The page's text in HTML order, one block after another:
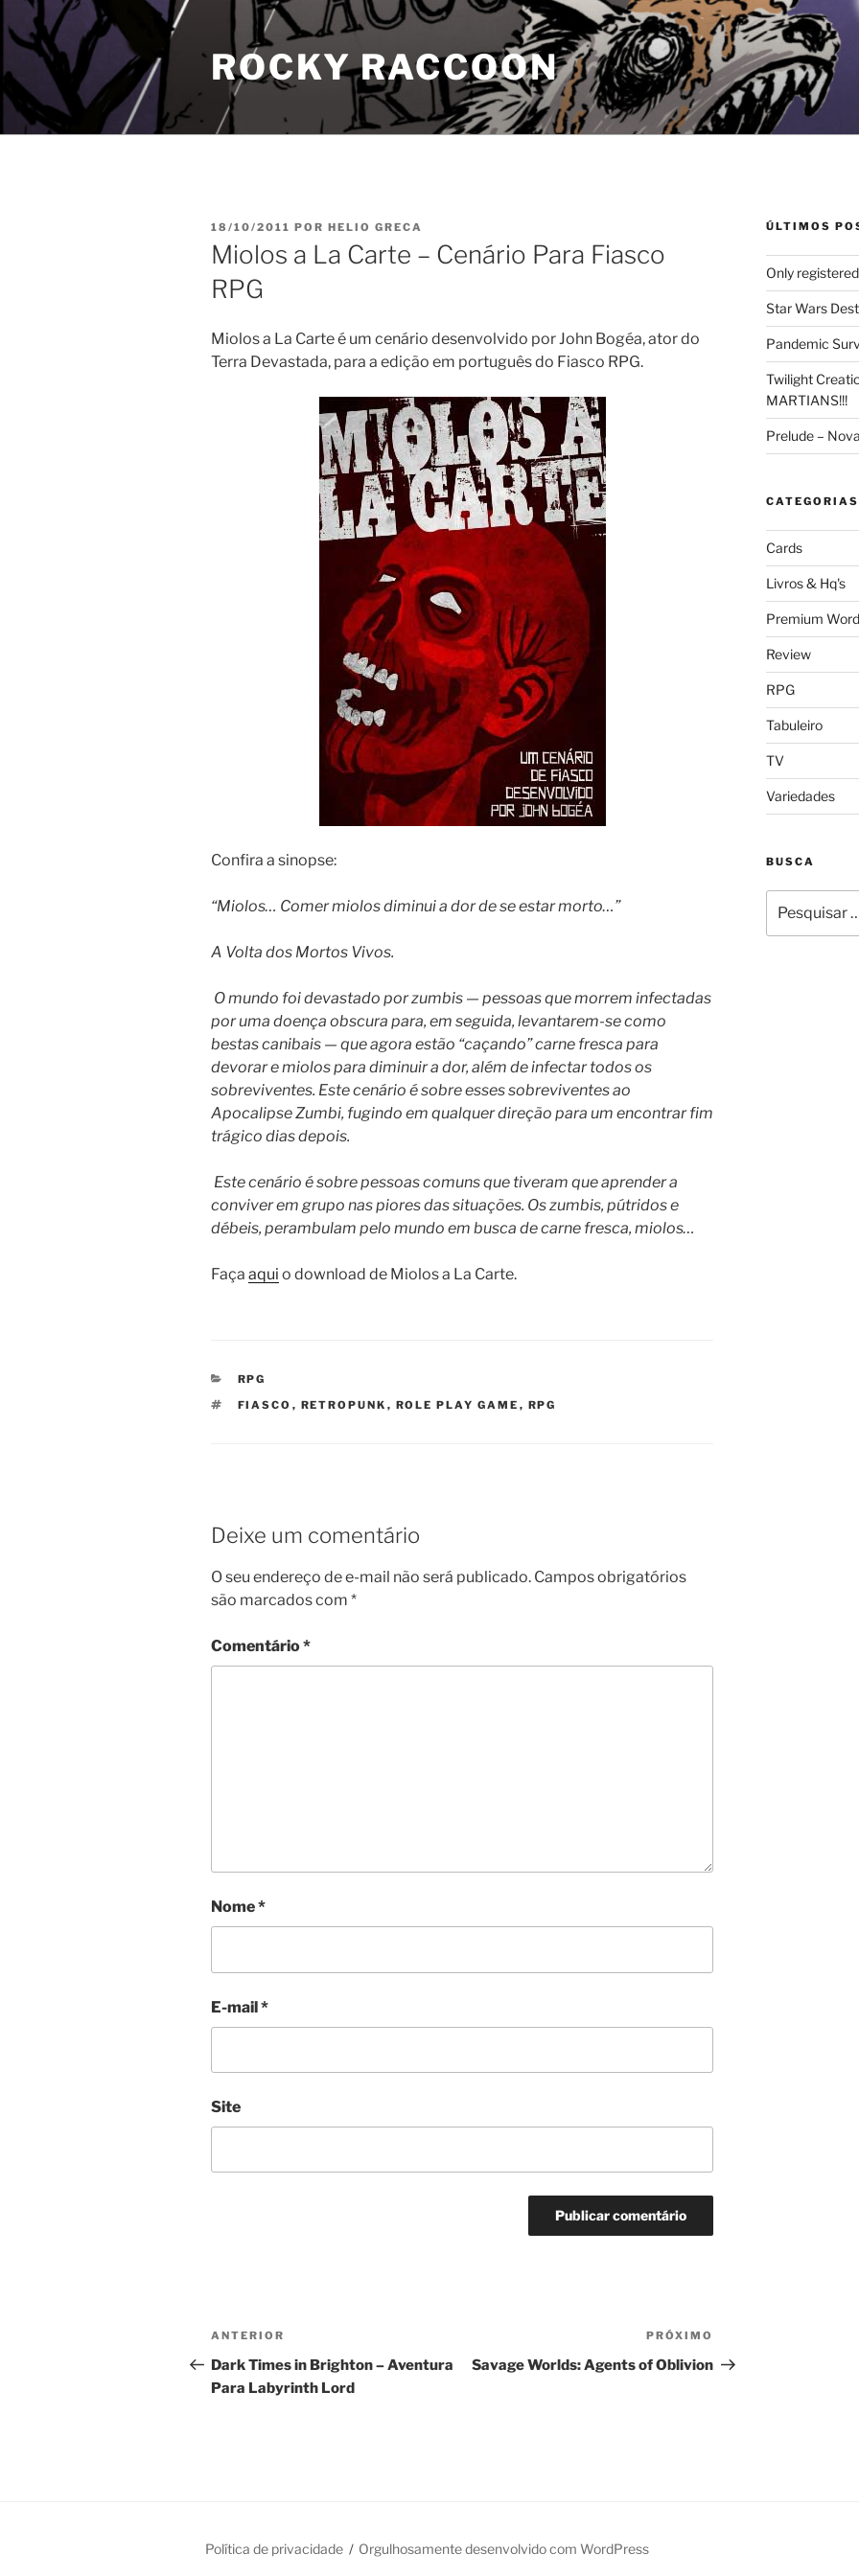
Pular
para
conteúdo
ROCKY RACCOON
PUBLICADO
EM
18/10/2011 POR HELIO GRECA
Miolos a La Carte – Cenário Para Fiasco
RPG
Miolos a La Carte é um cenário desenvolvido por John Bogéa, ator do
Terra Devastada, para a edição em português do Fiasco RPG.
Confira a sinopse:
“Miolos… Comer miolos diminui a dor de se estar morto…”
A Volta dos Mortos Vivos.
O mundo foi devastado por zumbis — pessoas que morrem infectadas
por uma doença obscura para, em seguida, levantarem-se como
bestas canibais — que agora estão “caçando” carne fresca para
devorar e miolos para diminuir a dor, além de infectar todos os
sobreviventes. Este cenário é sobre esses sobreviventes ao
Apocalipse Zumbi, fugindo em qualquer direção para um encontrar fim
trágico dias depois.
Este cenário é sobre pessoas comuns que tiveram que aprender a
conviver em grupo nas piores das situações. Os zumbis, pútridos e
débeis, perambulam pelo mundo em busca de carne fresca, miolos…
Faça aqui o download de Miolos a La Carte.
CATEGORIAS
RPG
TAGS
FIASCO , RETROPUNK , ROLE PLAY GAME , RPG
Deixe um comentário
O seu endereço de e-mail não será publicado. Campos obrigatórios
são marcados com *
Comentário*
Nome*
E-mail*
Site
Navegação
de
Post
Post
anterior
ANTERIOR
Dark Times in Brighton – Aventura
Para Labyrinth Lord
post
PRÓXIMO
Savage Worlds: Agents of Oblivion
ÚLTIMOS
Only
Star Wars
Pandemic
Twilight
MARTIANS!!!
Prelude –
CATEGORIAS
Cards
Livros & Hq's
Premium
Review
RPG
Tabuleiro
TV
Variedades
BUSCA
por:
Política de privacidade Orgulhosamente desenvolvido com WordPress